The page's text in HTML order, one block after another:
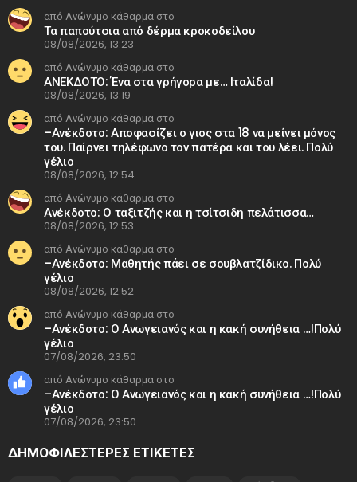
από Ανώνυμο κάθαρμα στο
Τα παπούτσια από δέρμα κροκοδείλου
08/08/2026, 13:23
από Ανώνυμο κάθαρμα στο
ΑΝΕΚΔΟΤΟ: Ένα στα γρήγορα με… Ιταλίδα!
08/08/2026, 13:19
από Ανώνυμο κάθαρμα στο
–Ανέκδοτο: Αποφασίζει ο γιος στα 18 να μείνει μόνος
του. Παίρνει τηλέφωνο τον πατέρα και του λέει. Πολύ
γέλιο
08/08/2026, 12:54
από Ανώνυμο κάθαρμα στο
Ανέκδοτο: Ο ταξιτζής και η τσίτσιδη πελάτισσα…
08/08/2026, 12:53
από Ανώνυμο κάθαρμα στο
–Ανέκδοτο: Μαθητής πάει σε σουβλατζίδικο. Πολύ
γέλιο
08/08/2026, 12:52
από Ανώνυμο κάθαρμα στο
–Ανέκδοτο: Ο Ανωγειανός και η κακή συνήθεια …!Πολύ
γέλιο
07/08/2026, 23:50
από Ανώνυμο κάθαρμα στο
–Ανέκδοτο: Ο Ανωγειανός και η κακή συνήθεια …!Πολύ
γέλιο
07/08/2026, 23:50
ΔΗΜΟΦΙΛΕΣΤΕΡΕΣ ΕΤΙΚΈΤΕΣ